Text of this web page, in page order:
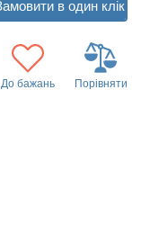
До бажань Порівняти